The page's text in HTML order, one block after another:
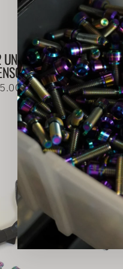
- ROLDANAS